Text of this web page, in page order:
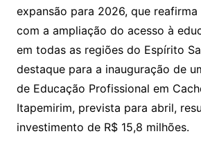
expansão para 2026, que
com a ampliação do acesso à
em todas as regiões do Espírito
destaque para a inauguração de
de Educação Profissional em
Itapemirim, prevista para abril,
investimento de R$ 15,8 milhões.